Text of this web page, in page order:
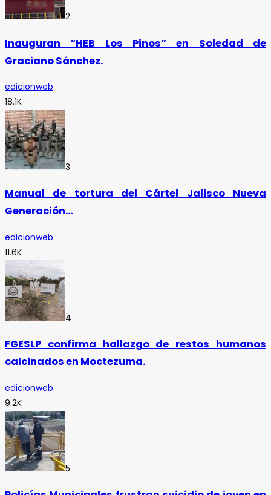
2
Inauguran “HEB Los Pinos” en Soledad de
Graciano Sánchez.
edicionweb
18.1K
3
Manual de tortura del Cártel Jalisco Nueva
Generación…
edicionweb
11.6K
4
FGESLP confirma hallazgo de restos humanos
calcinados en Moctezuma.
edicionweb
9.2K
5